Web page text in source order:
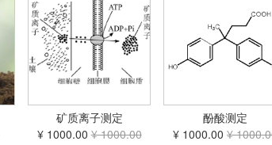
矿质离子测定
¥ 1000.00¥ 1000.00
酚酸测定
¥ 1000.00¥